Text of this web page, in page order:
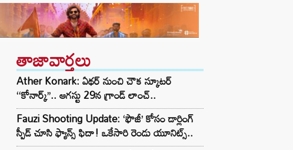
తాజావార్తలు
Ather Konark: ఏథర్ నుంచి చౌక స్కూటర్
‘‘కోనార్క్’’.. ఆగస్టు 29న గ్రాండ్ లాంచ్..
Fauzi Shooting Update: ‘ఫౌజీ’ కోసం డార్లింగ్
స్పీడ్ చూసి ఫ్యాన్స్ ఫిదా! ఒకేసారి రెండు యూనిట్స్..